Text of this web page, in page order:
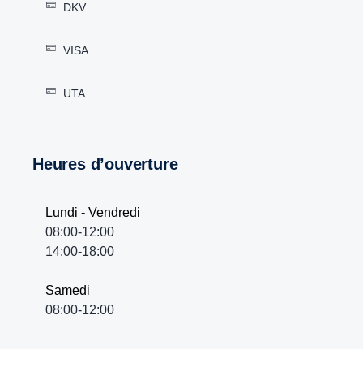
DKV
VISA
UTA
Heures d’ouverture
Lundi - Vendredi
08:00-12:00
14:00-18:00
Samedi
08:00-12:00